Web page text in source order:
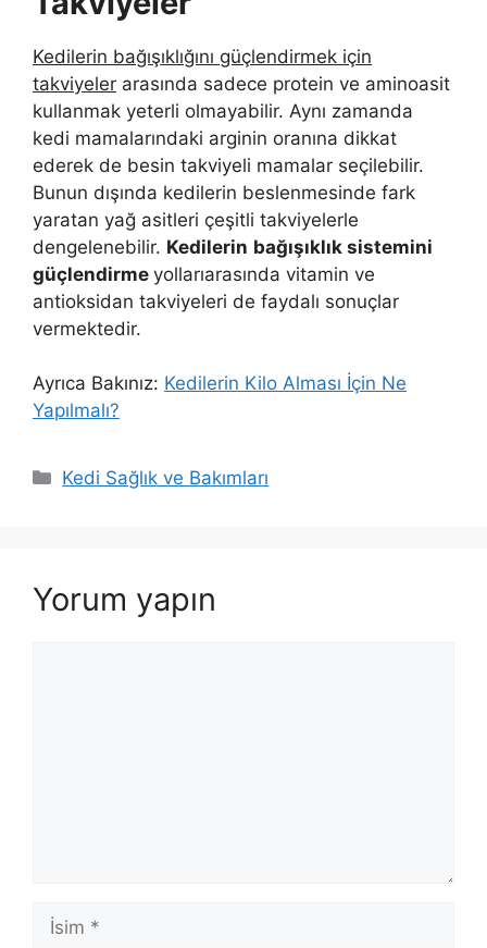
Kedilerin bağışıklığını güçlendirmek için
takviyeler arasında sadece protein ve aminoasit
kullanmak yeterli olmayabilir. Aynı zamanda
kedi mamalarındaki arginin oranına dikkat
ederek de besin takviyeli mamalar seçilebilir.
Bunun dışında kedilerin beslenmesinde fark
yaratan yağ asitleri çeşitli takviyelerle
dengelenebilir. Kedilerin bağışıklık sistemini
güçlendirme yollarıarasında vitamin ve
antioksidan takviyeleri de faydalı sonuçlar
vermektedir.
Ayrıca Bakınız: Kedilerin Kilo Alması İçin Ne
Yapılmalı?
Kategoriler
Kedi Sağlık ve Bakımları
Yorum yapın
İsim